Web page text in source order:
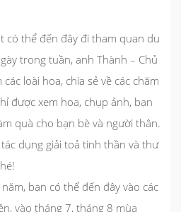
có thể đến đây đi tham quan du
trong tuần, anh Thành – Chủ
loài hoa, chia sẻ về các chăm
được xem hoa, chụp ảnh, bạn
quà cho bạn bè và người thân.
dụng giải toả tinh thần và thư
bạn có thể đến đây vào các
vào tháng 7, tháng 8 mùa